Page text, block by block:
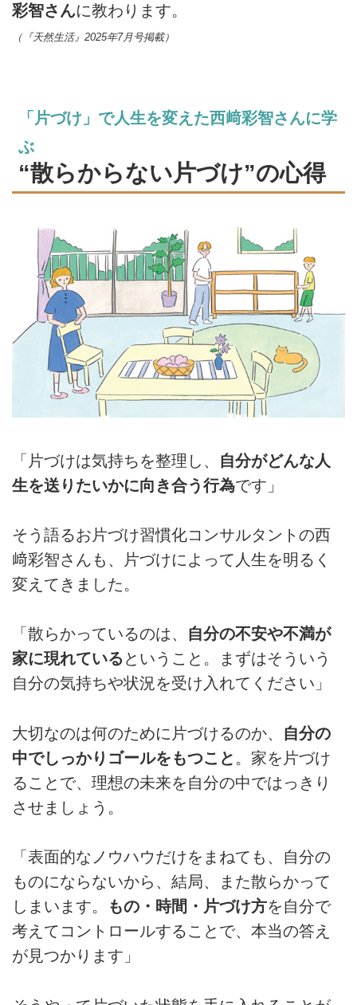
彩智さんに教わります。
（『天然生活』2025年7月号掲載）
「片づけ」で人生を変えた西﨑彩智さんに学
ぶ
“散らからない片づけ”の心得
「片づけは気持ちを整理し、 自分がどんな人
生を送りたいかに向き合う行為です」
そう語るお片づけ習慣化コンサルタントの西
﨑彩智さんも、片づけによって人生を明るく
変えてきました。
「散らかっているのは、 自分の不安や不満が
家に現れている ということ。まずはそういう
自分の気持ちや状況を受け入れてください」
大切なのは何のために片づけるのか、 自分の
中でしっかりゴールをもつこと 。家を片づけ
ることで、理想の未来を自分の中ではっきり
させましょう。
「表面的なノウハウだけをまねても、自分の
ものにならないから、結局、また散らかって
しまいます。
もの・時間・片づけ方を自分で
考えてコントロールすることで、本当の答え
が見つかります」